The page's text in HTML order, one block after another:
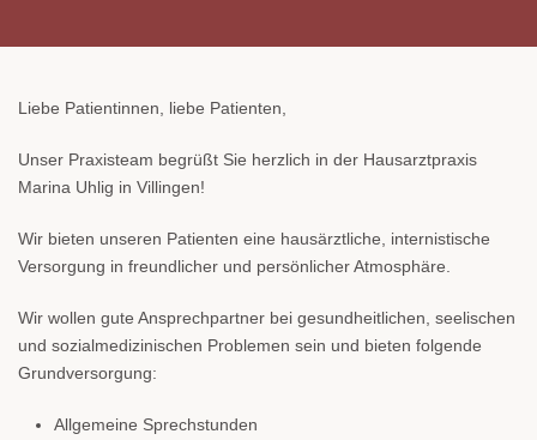
Liebe Patientinnen, liebe Patienten,
Unser Praxisteam begrüßt Sie herzlich in der Hausarztpraxis
Marina Uhlig in Villingen!
Wir bieten unseren Patienten eine hausärztliche, internistische
Versorgung in freundlicher und persönlicher Atmosphäre.
Wir wollen gute Ansprechpartner bei gesundheitlichen, seelischen
und sozialmedizinischen Problemen sein und bieten folgende
Grundversorgung:
Allgemeine Sprechstunden